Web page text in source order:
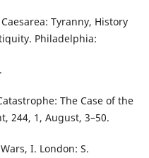
Tyranny, History
Philadelphia:
The Case of the
244, 1, August, 3–50.
I. London: S.